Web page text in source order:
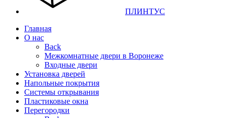
ПЛИНТУС
Главная
О нас
Back
Межкомнатные двери в Воронеже
Входные двери
Установка дверей
Напольные покрытия
Системы открывания
Пластиковые окна
Перегородки